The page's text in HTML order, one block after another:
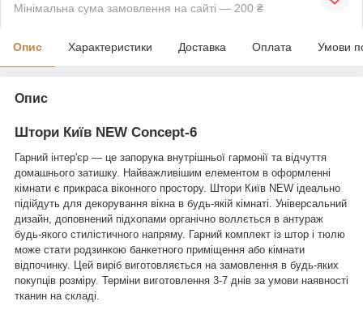
Мінімальна сума замовлення на сайті — 200 ₴
Опис Характеристики Доставка Оплата Умови
Опис
Штори Київ NEW Concept-6
Гарний інтер'єр — це запорука внутрішньої гармонії та відчуття
домашнього затишку. Найважливішим елементом в оформленні
кімнати є прикраса віконного простору. Штори Київ NEW ідеально
підійдуть для декорування вікна в будь-якій кімнаті. Універсальний
дизайн, доповнений підхопами органічно воллється в антураж
будь-якого стилістичного напряму. Гарний комплект із штор і тюлю
може стати родзинкою банкетного приміщення або кімнати
відпочинку. Цей виріб виготовляється на замовлення в будь-яких
покупців розміру. Терміни виготовлення 3-7 днів за умови наявності
тканин на складі.